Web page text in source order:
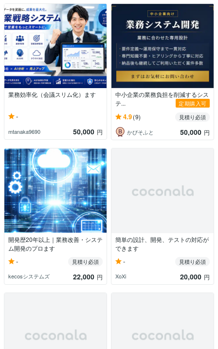
業務効率化（会議スリム化）ます
-
mtanaka9690 50,000 円
中小企業の業務負担を削減するシス
テ...
定期購入可
4.9(9)
見積り必須
かぴそふと
50,000 円
開発歴20年以上｜業務改善・システ
ム開発のプロます
-
見積り必須
kecosシステムズ
22,000 円
簡単の設計、開発、テストの対応が
できます
-
見積り必須
XoXi
20,000 円